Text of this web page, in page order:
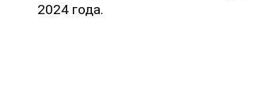
2024 года.